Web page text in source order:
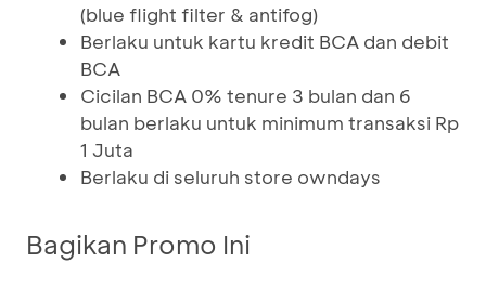
(blue flight filter & antifog)
Berlaku untuk kartu kredit BCA dan debit
BCA
Cicilan BCA 0% tenure 3 bulan dan 6
bulan berlaku untuk minimum transaksi Rp
1 Juta
Berlaku di seluruh store owndays
Bagikan Promo Ini